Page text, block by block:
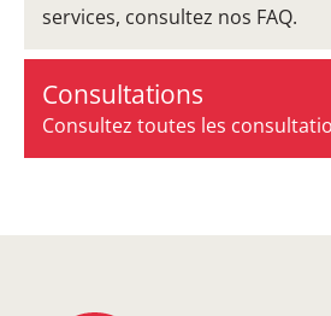
services, consultez nos FAQ.
Consultations
Consultez toutes les